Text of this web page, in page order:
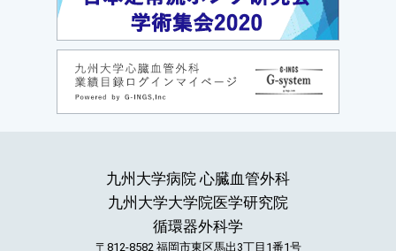
九州大学病院 心臓血管外科
九州大学大学院医学研究院
循環器外科学
〒812-8582 福岡市東区馬出3丁目1番1号